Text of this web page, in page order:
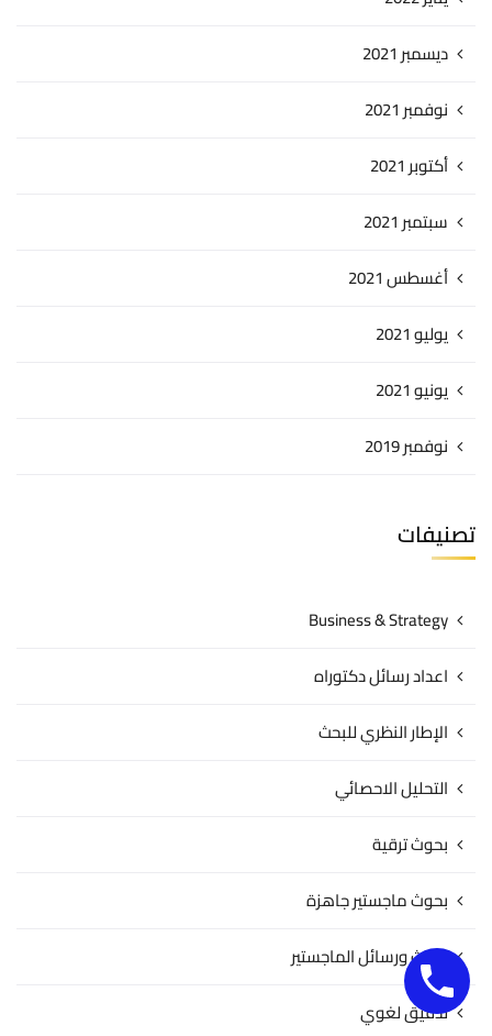
ديسمبر 2021
نوفمبر 2021
أكتوبر 2021
سبتمبر 2021
أغسطس 2021
يوليو 2021
يونيو 2021
نوفمبر 2019
تصنيفات
Business & Strategy
اعداد رسائل دكتوراه
الإطار النظري للبحث
التحليل الاحصائي
بحوث ترقية
بحوث ماجستير جاهزة
بحوث ورسائل الماجستير
تدقيق لغوي